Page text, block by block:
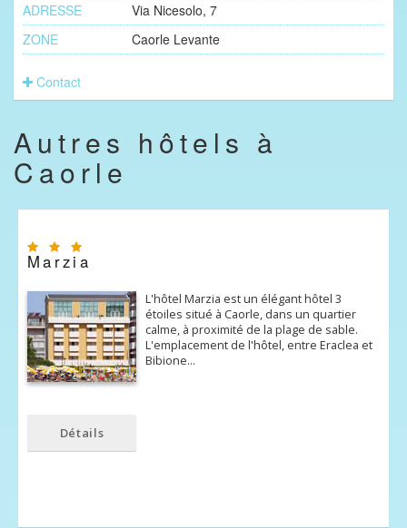
ADRESSE
Via Nicesolo, 7
ZONE
Caorle Levante
Contact
Autres hôtels à
Caorle
Marzia
L'hôtel Marzia est un élégant hôtel 3
étoiles situé à Caorle, dans un quartier
calme, à proximité de la plage de sable.
L'emplacement de l'hôtel, entre Eraclea et
Bibione…
Détails